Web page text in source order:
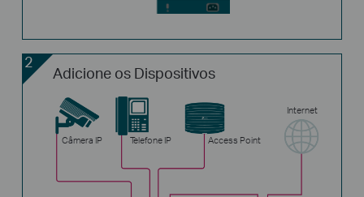
2
Adicione os Dispositivos
Câmera IP Telefone IP Access Point
Internet